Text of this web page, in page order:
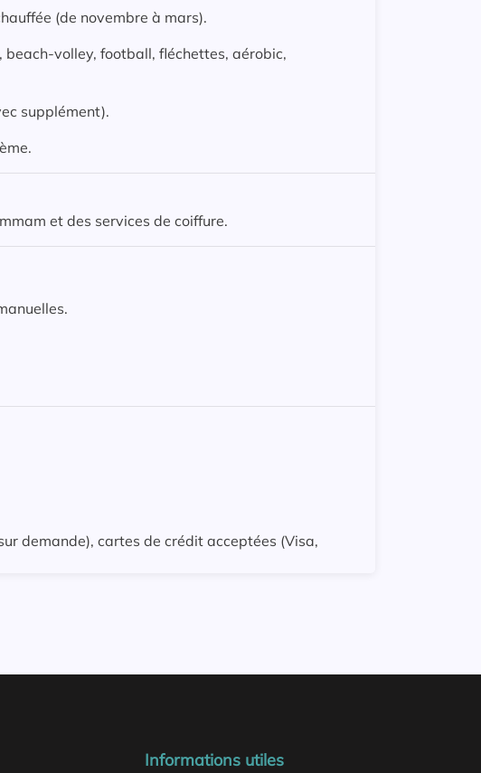
(de novembre à mars).
volley, football, fléchettes, aérobic,
supplément).
et des services de coiffure.
demande), cartes de crédit acceptées (Visa,
Informations utiles